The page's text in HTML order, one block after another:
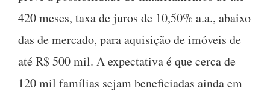
420 meses, taxa de juros de 10,50% a.a., abaixo
das de mercado, para aquisição de imóveis de
até R$ 500 mil. A expectativa é que cerca de
120 mil famílias sejam beneficiadas ainda em